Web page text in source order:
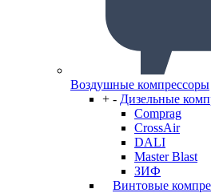
Воздушные компрессоры
+ - Дизельные
Comprag
CrossAir
DALI
Master Blast
ЗИФ
Винтовые